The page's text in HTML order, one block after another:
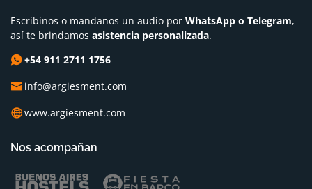
Escribinos o mandanos un audio por WhatsApp o Telegram,
así te brindamos asistencia personalizada.
+54 911 2711 1756
info@argiesment.com
www.argiesment.com
Nos acompañan